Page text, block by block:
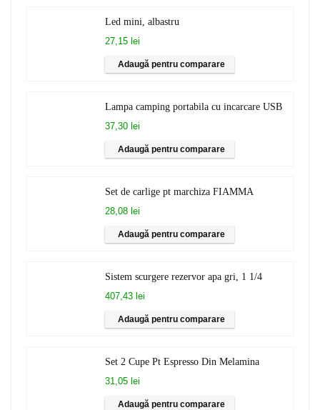
Led mini, albastru
27,15 lei
Adaugă pentru comparare
Lampa camping portabila cu incarcare USB
37,30 lei
Adaugă pentru comparare
Set de carlige pt marchiza FIAMMA
28,08 lei
Adaugă pentru comparare
Sistem scurgere rezervor apa gri, 1 1/4
407,43 lei
Adaugă pentru comparare
Set 2 Cupe Pt Espresso Din Melamina
31,05 lei
Adaugă pentru comparare